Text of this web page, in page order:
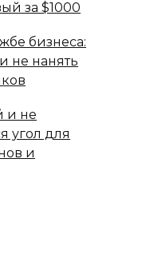
за $1000
бизнеса:
не нанять
и не
угол для
и